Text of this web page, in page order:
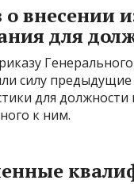
о внесении
для
силу
для
к ним.